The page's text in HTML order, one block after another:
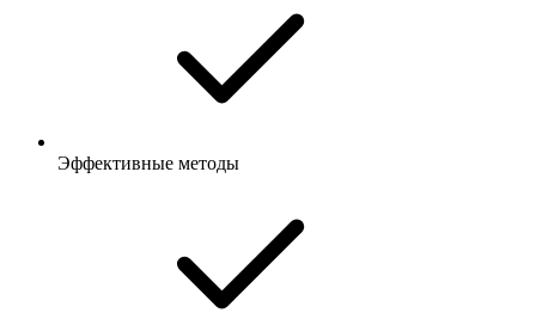
Эффективные методы